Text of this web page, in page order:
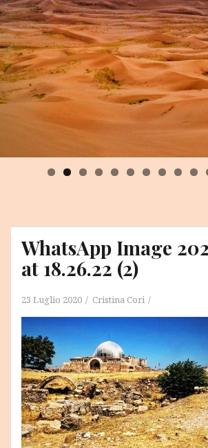
0
<
WhatsApp Image
at 18.26.22 (2)
23 Luglio 2020 Cristina Cori